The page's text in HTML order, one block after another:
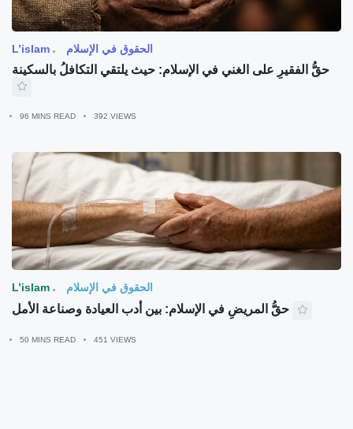
L’islam الحقوق في الإسلام
حقُّ الفقيرِ على الغني في الإسلام: حيث يلتقي التكافلُ بالسكينة
96 MINS READ 392 VIEWS
L’islam الحقوق في الإسلام
حقُّ المريضِ في الإسلام: بين أدب العيادة وصناعة الأمل
50 MINS READ 451 VIEWS